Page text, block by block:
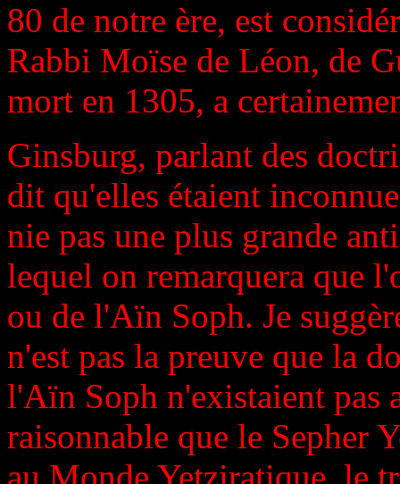
80 de notre ère, est
Rabbi Moïse de Léon, de
mort en 1305, a
Ginsburg, parlant des
dit qu'elles étaient
nie pas une plus grande
lequel on remarquera que
ou de l'Aïn Soph. Je
n'est pas la preuve que la
l'Aïn Soph n'existaient pas
raisonnable que le Sepher